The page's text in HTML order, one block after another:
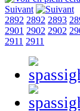
Suivant
2892 2892 2893
2901 2902 2902
2911 2911